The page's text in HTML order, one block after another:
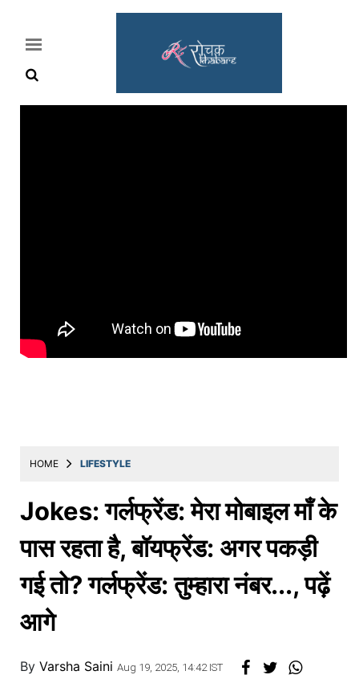
&
मराठी
मनोरंजन
स्पोर्ट्स
बिझनेस
लाईफस्टाईल
HOME LIFESTYLE
Jokes: गर्लफ्रेंड: मेरा मोबाइल माँ के
पास रहता है, बॉयफ्रेंड: अगर पकड़ी
गई तो? गर्लफ्रेंड: तुम्हारा नंबर..., पढ़ें
आगे
By Varsha Saini Aug 19, 2025, 14:42 IST